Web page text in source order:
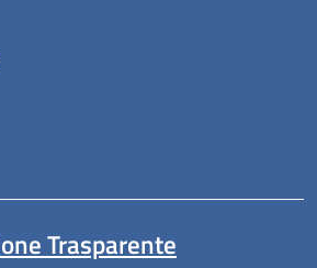
Trasparente